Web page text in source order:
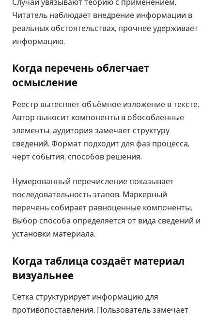
Случаи увязывают теорию с применением.
Читатель наблюдает внедрение информации в
реальных обстоятельствах, прочнее удерживает
информацию.
Когда перечень облегчает
осмысление
Реестр вытесняет объёмное изложение в тексте.
Автор выносит компоненты в обособленные
элементы, аудитория замечает структуру
сведений. Формат подходит для фаз процесса,
черт события, способов решения.
Нумерованный перечисление показывает
последовательность этапов. Маркерный
перечень собирает равноценные компоненты.
Выбор способа определяется от вида сведений и
установки материала.
Когда таблица создаёт материал
визуальнее
Сетка структурирует информацию для
противопоставления. Пользователь замечает